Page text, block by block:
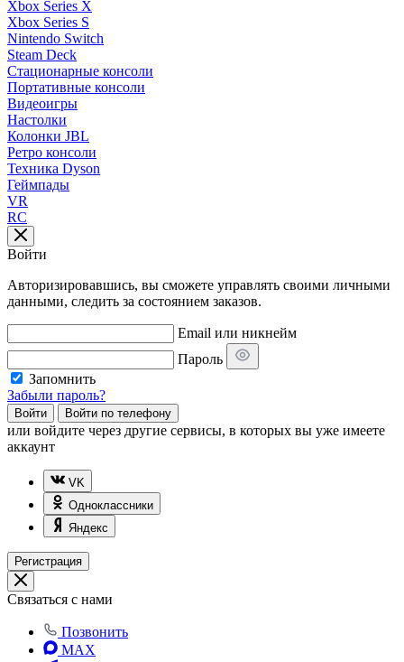
Xbox Series X
Xbox Series S
Nintendo Switch
Steam Deck
Стационарные консоли
Портативные консоли
Видеоигры
Настолки
Колонки JBL
Ретро консоли
Техника Dyson
Геймпады
VR
RC
Войти
Авторизировавшись, вы сможете управлять своими личными
данными, следить за состоянием заказов.
Email или никнейм
Пароль
Запомнить
Забыли пароль?
Войти Войти по телефону
или войдите через другие сервисы, в которых вы уже имеете
аккаунт
VK
Одноклассники
Яндекс
Регистрация
Связаться с нами
Позвонить
MAX